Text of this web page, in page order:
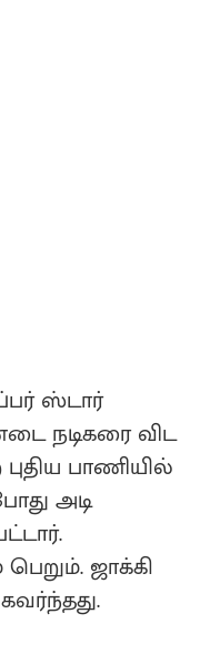
ஸ்டார்
நடிகரை விட
பாணியில்
அடி
ஜாக்கி